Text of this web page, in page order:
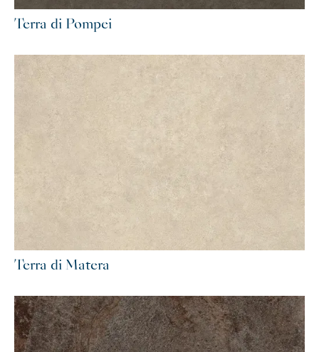
Terra di Pompei
Terra di Matera